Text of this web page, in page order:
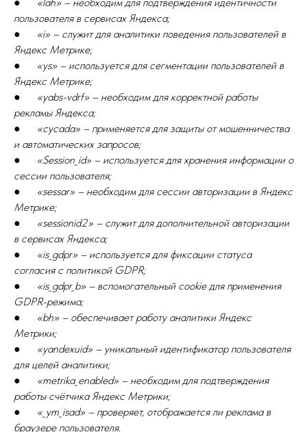
пользователя в сервисах Яндекса;
● «i» – служит для аналитики поведения пользователей в
Яндекс Метрике;
● «ys» – используется для сегментации пользователей в
Яндекс Метрике;
● «yabs-vdrf» – необходим для корректной работы
рекламы Яндекса;
● «cycada» – применяется для защиты от мошенничества
и автоматических запросов;
● «Session_id» – используется для хранения информации о
сессии пользователя;
● «sessar» – необходим для сессии авторизации в Яндекс
Метрике;
● «sessionid2» – служит для дополнительной авторизации
в сервисах Яндекса;
● «is_gdpr» – используется для фиксации статуса
согласия с политикой GDPR;
● «is_gdpr_b» – вспомогательный cookie для применения
GDPR-режима;
● «bh» – обеспечивает работу аналитики Яндекс
Метрики;
● «yandexuid» – уникальный идентификатор пользователя
для целей аналитики;
● «metrika_enabled» – необходим для подтверждения
работы счётчика Яндекс Метрики;
● «_ym_isad» – проверяет, отображается ли реклама в
браузере пользователя.